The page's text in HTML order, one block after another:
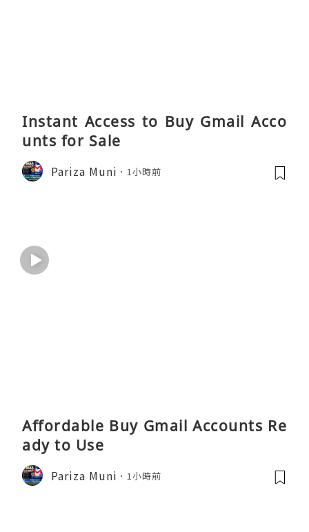
Instant Access to Buy Gmail Acco
unts for Sale
Pariza Muni 1小時前
Affordable Buy Gmail Accounts Re
ady to Use
Pariza Muni 1小時前